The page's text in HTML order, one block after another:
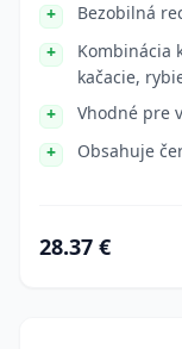
Bezobilná
Kombinácia
kačacie,
Vhodné pre
Obsahuje
28.37 €